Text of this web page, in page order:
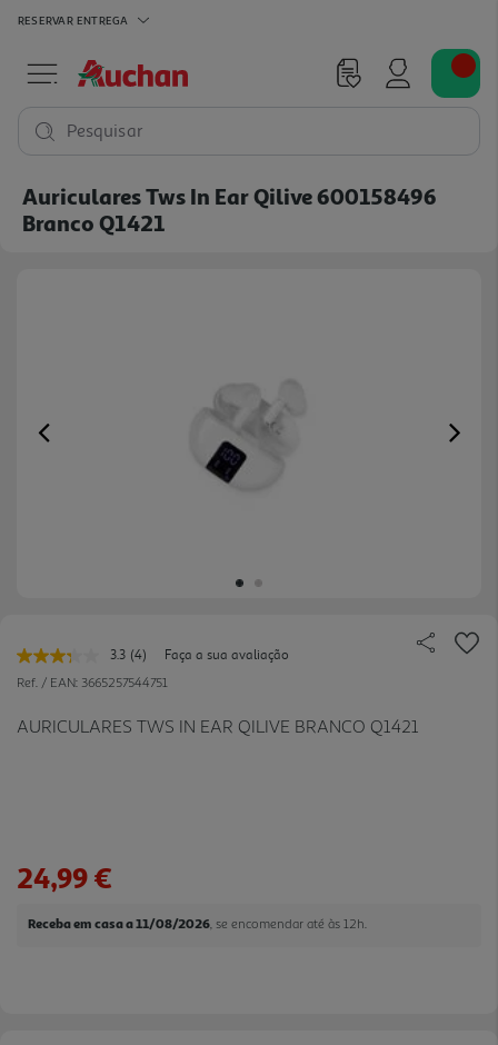
RESERVAR ENTREGA
Pesquisar
Auriculares Tws In Ear Qilive 600158496
Branco Q1421
Previous
3.3 Leu
4
Link
para
(4)
Faça a sua avaliação
Ref. / EAN: 3665257544751
AURICULARES TWS IN EAR QILIVE BRANCO Q1421
24,99 €
Receba em casa a 11/08/2026 , se encomendar até às 12h.